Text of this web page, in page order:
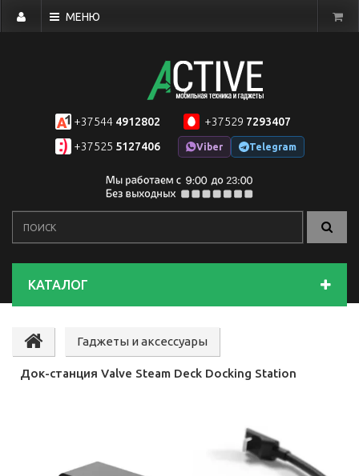
МЕНЮ
+375444912802 +37529 7293407
+37525 5127406 Viber Telegram
КАТАЛОГ
Гаджеты и аксессуары
Док-станция Valve Steam Deck Docking Station